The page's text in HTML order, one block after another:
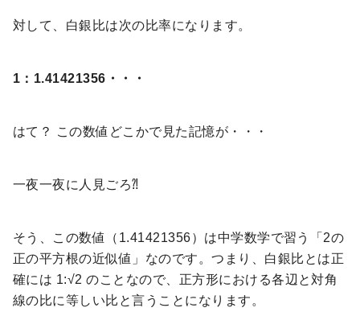
対して、白銀比は次の比率になります。
1：1.41421356・・・
はて？ この数値どこかで見た記憶が・・・
一夜一夜に人見ごろ⁈
そう、この数値（1.41421356）は中学数学で習う「2の
正の平方根の近似値」なのです。つまり、白銀比とは正
確には 1:√2 のことなので、正方形における各辺と対角
線の比に等しい比と言うことになります。